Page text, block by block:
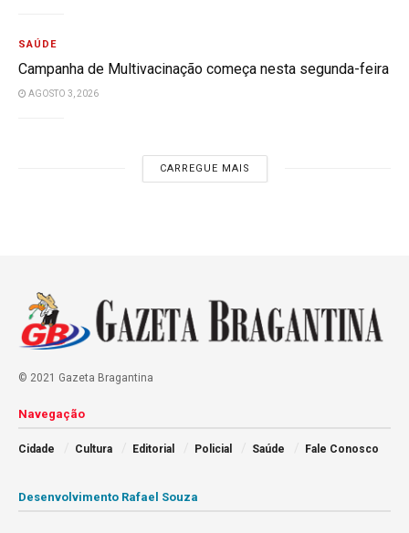
SAÚDE
Campanha de Multivacinação começa nesta segunda-feira
AGOSTO 3, 2026
CARREGUE MAIS
© 2021 Gazeta Bragantina
Navegação
Cidade Cultura Editorial Policial Saúde Fale Conosco
Desenvolvimento Rafael Souza